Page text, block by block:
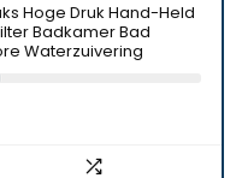
Hoge Druk Hand-Held
Badkamer Bad
Waterzuivering